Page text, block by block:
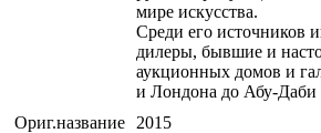
мире искусства.
Среди его источников
дилеры, бывшие и
аукционных домов и
и Лондона до Абу-Даби
Ориг.название
2015